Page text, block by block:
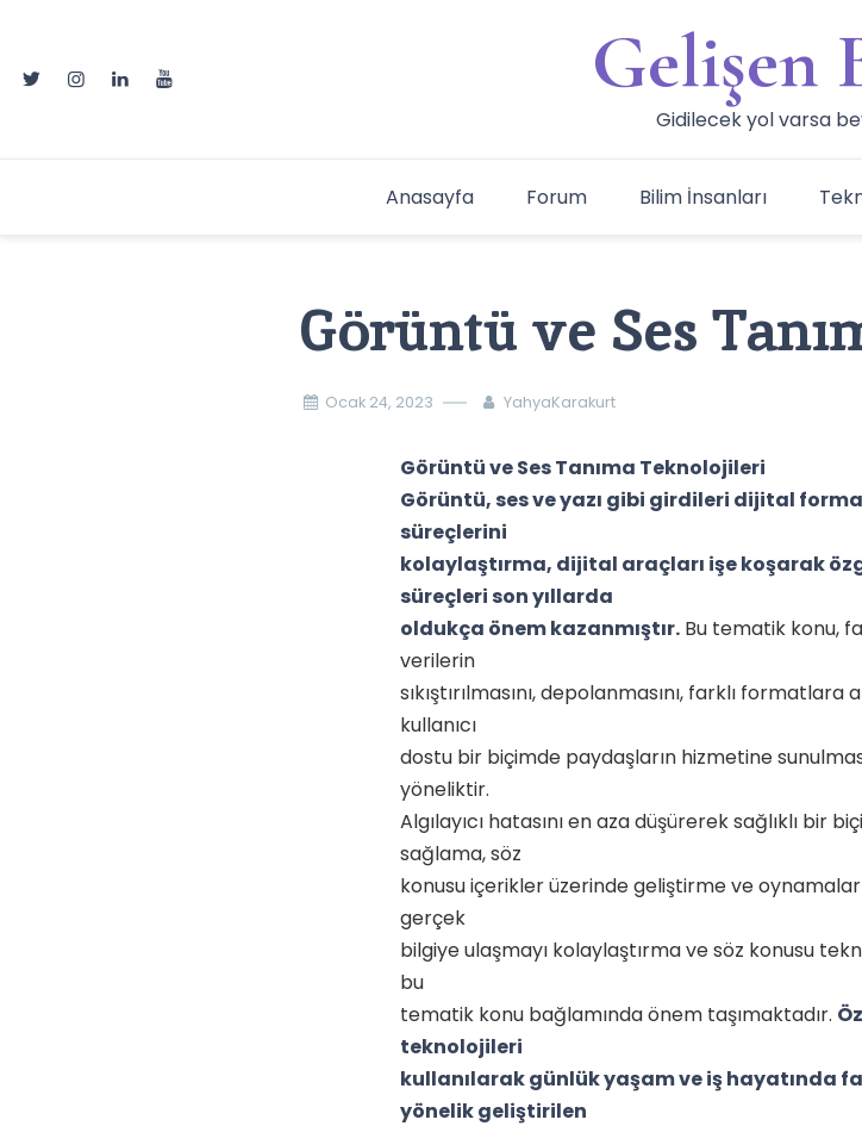
content
Gelişen
Gidilecek yol varsa
Anasayfa Forum Bilim İnsanları
Görüntü ve Ses
Ocak 24, 2023 YahyaKarakurt
Görüntü ve Ses Tanıma Teknolojileri
Görüntü, ses ve yazı gibi girdileri dijital
süreçlerini
kolaylaştırma, dijital araçları işe koşarak
süreçleri son yıllarda
oldukça önem kazanmıştır. Bu tematik konu,
verilerin
sıkıştırılmasını, depolanmasını, farklı
kullanıcı
dostu bir biçimde paydaşların hizmetine
yöneliktir.
Algılayıcı hatasını en aza düşürerek sağlıklı bir
sağlama, söz
konusu içerikler üzerinde geliştirme ve oynamalar
gerçek
bilgiye ulaşmayı kolaylaştırma ve söz konusu
bu
tematik konu bağlamında önem taşımaktadır.
teknolojileri
kullanılarak günlük yaşam ve iş hayatında
yönelik geliştirilen